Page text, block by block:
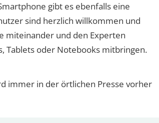
gibt es ebenfalls eine
sind herzlich willkommen und
miteinander und den Experten
Tablets oder Notebooks mitbringen.
immer in der örtlichen Presse vorher